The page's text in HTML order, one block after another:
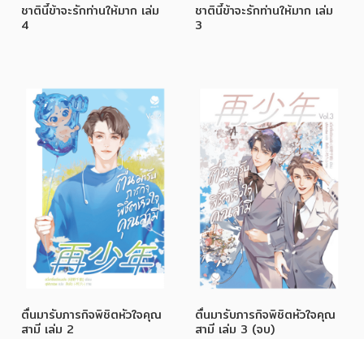
ชาตินี้ข้าจะรักท่านให้มาก เล่ม
4
ชาตินี้ข้าจะรักท่านให้มาก เล่ม
3
ตื่นมารับภารกิจพิชิตหัวใจคุณ
สามี เล่ม 2
ตื่นมารับภารกิจพิชิตหัวใจคุณ
สามี เล่ม 3 (จบ)